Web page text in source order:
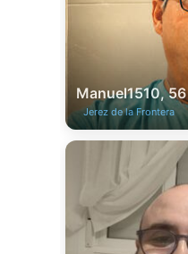
Manuel1510, 56
Jerez de la Frontera